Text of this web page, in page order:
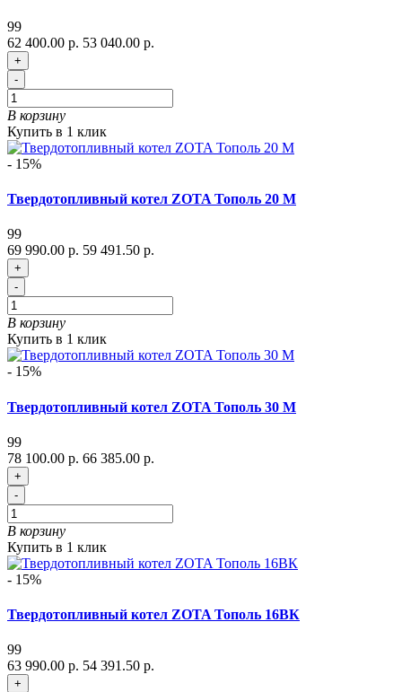
99
62 400.00 р. 53 040.00 р.
+
-
В корзину
Купить в 1 клик
- 15%
Твердотопливный котел ZOTA Тополь 20 М
99
69 990.00 р. 59 491.50 р.
+
-
В корзину
Купить в 1 клик
- 15%
Твердотопливный котел ZOTA Тополь 30 М
99
78 100.00 р. 66 385.00 р.
+
-
В корзину
Купить в 1 клик
- 15%
Твердотопливный котел ZOTA Тополь 16ВК
99
63 990.00 р. 54 391.50 р.
+